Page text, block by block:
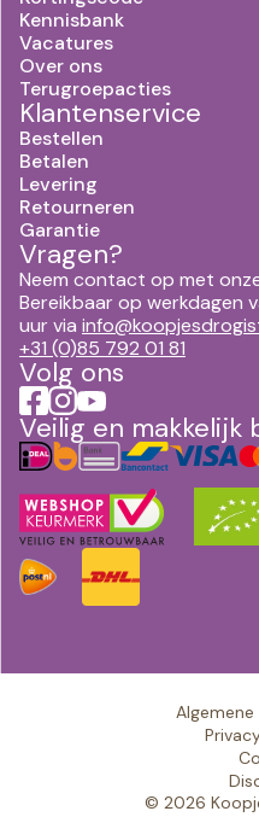
Kennisbank
Vacatures
Over ons
Terugroepacties
Klantenservice
Bestellen
Betalen
Levering
Retourneren
Garantie
Vragen?
Neem contact op met
Bereikbaar op werkdagen
uur via
+31 (0)85 792 01 81
Volg ons
Veilig en makkelijk
© 2026